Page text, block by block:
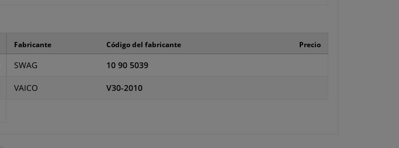
Fabricante Código del fabricante Precio
SWAG 10 90 5039
VAICO V30-2010